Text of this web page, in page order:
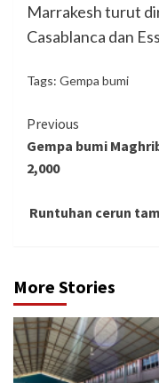
Marrakesh turut
Casablanca dan
Tags: Gempa bumi
Continue
Reading
Previous
Gempa bumi
2,000
Runtuhan cerun
More Stories